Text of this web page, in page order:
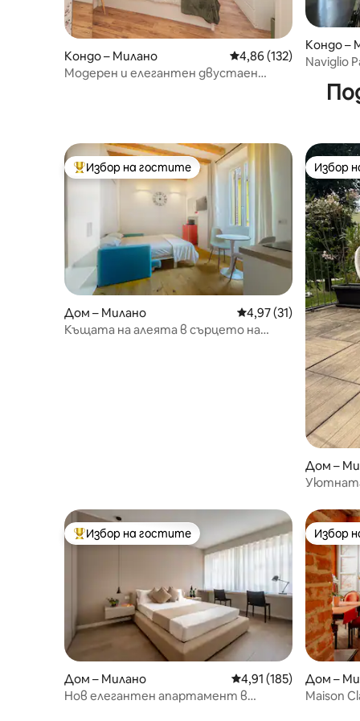
Кондо – Милано Средна оценка: 4,86
4,86 (132)
Модерен и елегантен двустаен
Кондо –
Naviglio
Най-популярен избор на гостите
Избор на гостите
Дом – Милано Средна оценка:
4,97 (31)
Къщата на алеята в сърцето на
Избор
Избор
Дом –
Най-популярен избор на гостите
Избор на гостите
Дом – Милано Средна оценка: 4,91
4,91 (185)
Нов елегантен апартамент в
Избор
Избор
Дом –
Maison